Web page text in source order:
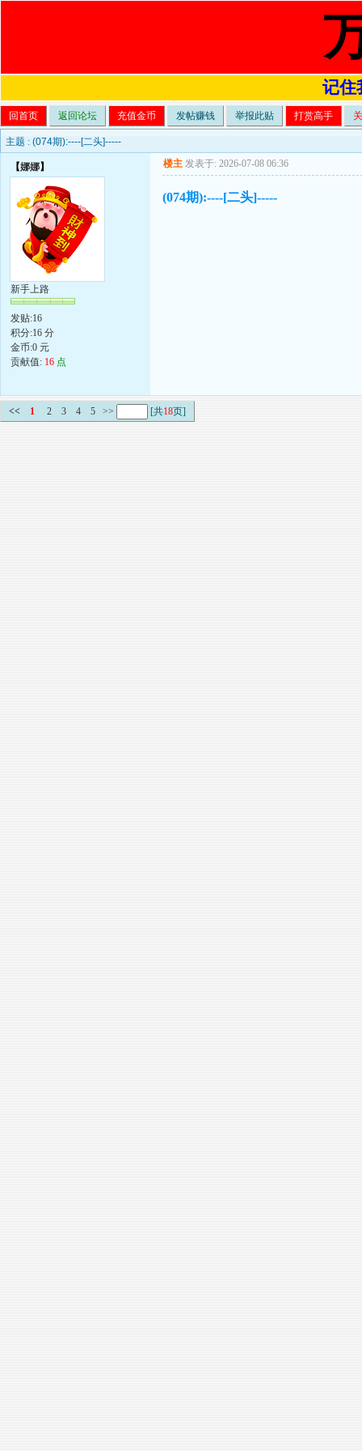
记住
回首页 返回论坛 充值金币 发帖赚钱 举报此贴 打赏高手
主题 : (074期):----[二头]-----
【娜娜】
新手上路
发贴:16
积分:16 分
金币:0 元
贡献值: 16 点
楼主 发表于: 2026-07-08 06:36
(074期):----[二头]-----
<< 1 2 3 4 5 >> [共18页]